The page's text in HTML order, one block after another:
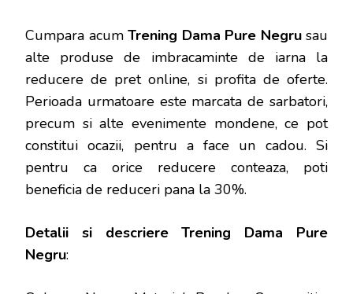
Cumpara acum Trening Dama Pure Negrusau
alte produse de imbracaminte de iarna la
reducere de pret online, si profita de oferte.
Perioada urmatoare este marcata de sarbatori,
precum si alte evenimente mondene, ce pot
constitui ocazii, pentru a face un cadou. Si
pentru ca orice reducere conteaza, poti
beneficia de reduceri pana la 30%.
Detalii si descriere
Trening Dama Pure
Negru: